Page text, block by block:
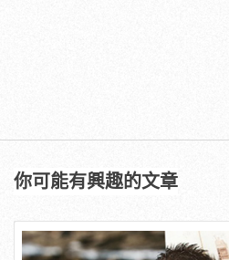
你可能有興趣的文章